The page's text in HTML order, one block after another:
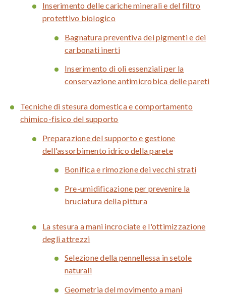
Inserimento delle cariche minerali e del filtro
protettivo biologico
Bagnatura preventiva dei pigmenti e dei
carbonati inerti
Inserimento di oli essenziali per la
conservazione antimicrobica delle pareti
Tecniche di stesura domestica e comportamento
chimico-fisico del supporto
Preparazione del supporto e gestione
dell'assorbimento idrico della parete
Bonifica e rimozione dei vecchi strati
Pre-umidificazione per prevenire la
bruciatura della pittura
La stesura a mani incrociate e l'ottimizzazione
degli attrezzi
Selezione della pennellessa in setole
naturali
Geometria del movimento a mani